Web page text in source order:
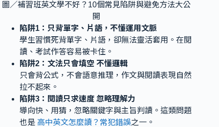
圖／補習班英文學不好？10個常見陷阱與避免方法大公
開
陷阱1：只背單字、片語，不懂運用文脈
學生習慣死背單字、片語，卻無法靈活套用。在閱
讀、考試作答容易被卡住。
陷阱2：文法只會填空 不懂邏輯
只會背公式，不會語意推理，作文與閱讀表現自然
拉不起來。
陷阱3：閱讀只求速度 忽略理解力
導向快、用猜，忽略關鍵字與主旨判讀。這類問題
也是 高中英文怎麼讀？常犯錯誤之一。